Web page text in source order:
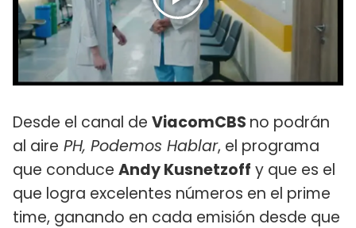
Desde el canal de ViacomCBS no podrán
al aire PH, Podemos Hablar, el programa
que conduce Andy Kusnetzoff y que es el
que logra excelentes números en el prime
time, ganando en cada emisión desde que